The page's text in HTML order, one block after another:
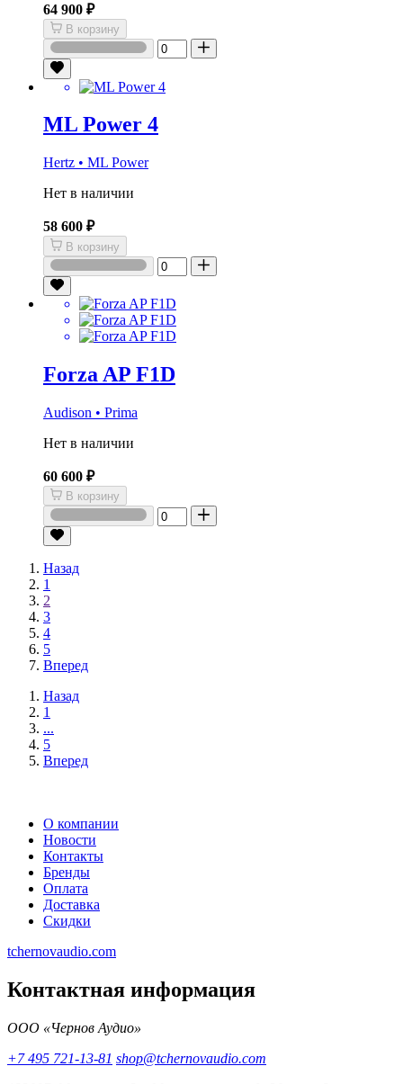
64 900 ₽
В корзину
ML Power 4
Hertz • ML Power
Нет в наличии
58 600 ₽
В корзину
Forza AP F1D
Audison • Prima
Нет в наличии
60 600 ₽
В корзину
Назад
1
2
3
4
5
Вперед
Назад
1
...
5
Вперед
О компании
Новости
Контакты
Бренды
Оплата
Доставка
Скидки
tchernovaudio.com
Контактная информация
ООО «Чернов Аудио»
+7 495 721-13-81 shop@tchernovaudio.com